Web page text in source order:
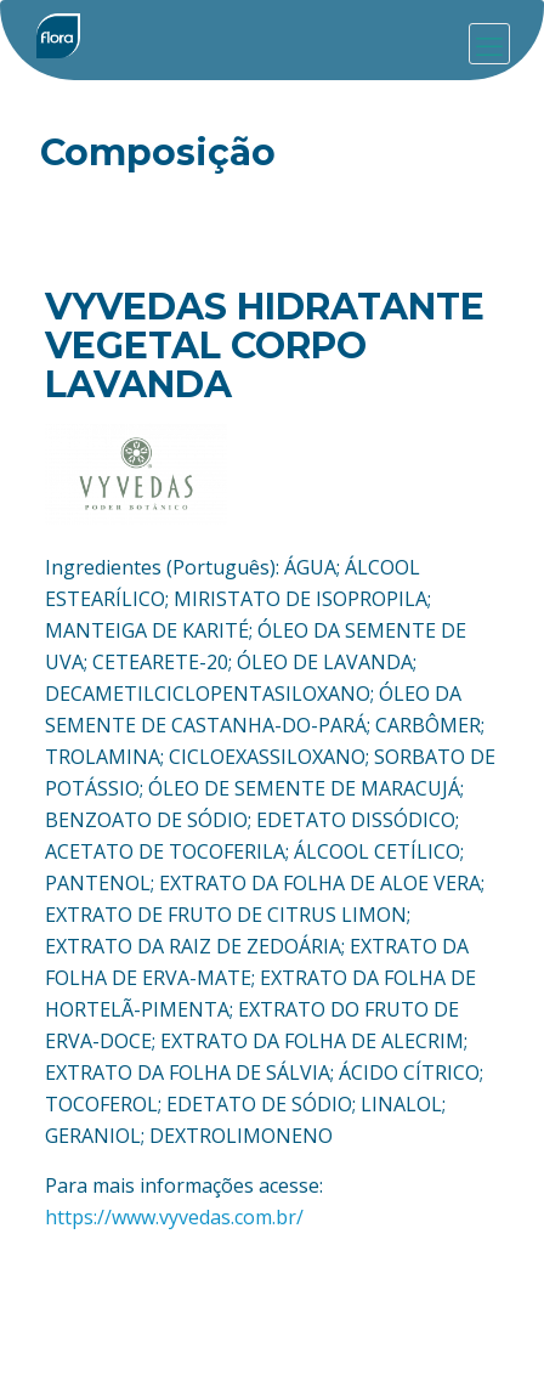
Composição
VYVEDAS HIDRATANTE
VEGETAL CORPO
LAVANDA
Ingredientes (Português): ÁGUA; ÁLCOOL
ESTEARÍLICO; MIRISTATO DE ISOPROPILA;
MANTEIGA DE KARITÉ; ÓLEO DA SEMENTE DE
UVA; CETEARETE-20; ÓLEO DE LAVANDA;
DECAMETILCICLOPENTASILOXANO; ÓLEO DA
SEMENTE DE CASTANHA-DO-PARÁ; CARBÔMER;
TROLAMINA; CICLOEXASSILOXANO; SORBATO DE
POTÁSSIO; ÓLEO DE SEMENTE DE MARACUJÁ;
BENZOATO DE SÓDIO; EDETATO DISSÓDICO;
ACETATO DE TOCOFERILA; ÁLCOOL CETÍLICO;
PANTENOL; EXTRATO DA FOLHA DE ALOE VERA;
EXTRATO DE FRUTO DE CITRUS LIMON;
EXTRATO DA RAIZ DE ZEDOÁRIA; EXTRATO DA
FOLHA DE ERVA-MATE; EXTRATO DA FOLHA DE
HORTELÃ-PIMENTA; EXTRATO DO FRUTO DE
ERVA-DOCE; EXTRATO DA FOLHA DE ALECRIM;
EXTRATO DA FOLHA DE SÁLVIA; ÁCIDO CÍTRICO;
TOCOFEROL; EDETATO DE SÓDIO; LINALOL;
GERANIOL; DEXTROLIMONENO
Para mais informações acesse:
https://www.vyvedas.com.br/